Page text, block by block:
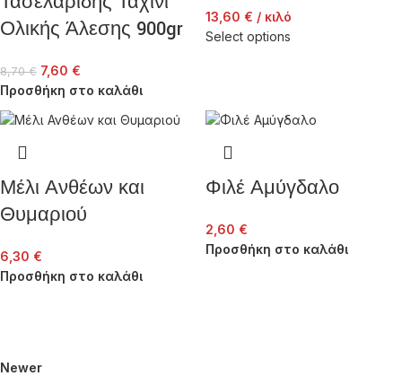
Ολικής Άλεσης 900gr
8,70€ 7,60 €
Προσθήκη στο καλάθι
13,60 € / κιλό
Select options
Μέλι Ανθέων και
Θυμαριού
6,30 €
Προσθήκη στο καλάθι
Φιλέ Αμύγδαλο
2,60 €
Προσθήκη στο καλάθι
Newer